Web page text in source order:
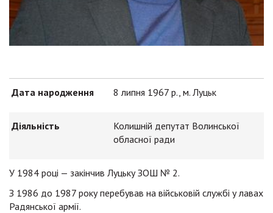
Дата народження 8 липня 1967 р., м. Луцьк
Діяльність
Колишній депутат Волинської
обласної ради
У 1984 році — закінчив Луцьку ЗОШ № 2.
З 1986 до 1987 року перебував на військовій службі у лавах
Радянської армії.